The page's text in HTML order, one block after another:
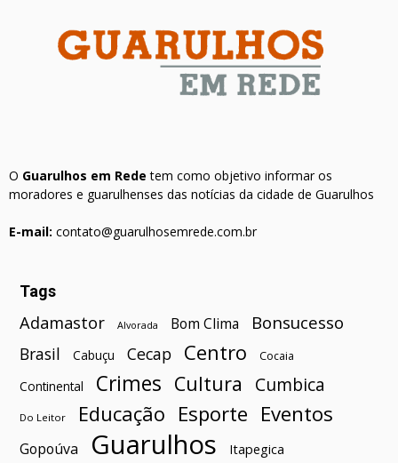
O Guarulhos em Rede tem como objetivo informar os
moradores e guarulhenses das notícias da cidade de Guarulhos
E-mail: contato@guarulhosemrede.com.br
Tags
Adamastor Alvorada Bom Clima Bonsucesso
Brasil Cabuçu Cecap Centro Cocaia
Continental Crimes Cultura Cumbica
Do Leitor Educação Esporte Eventos
Gopoúva Guarulhos Itapegica